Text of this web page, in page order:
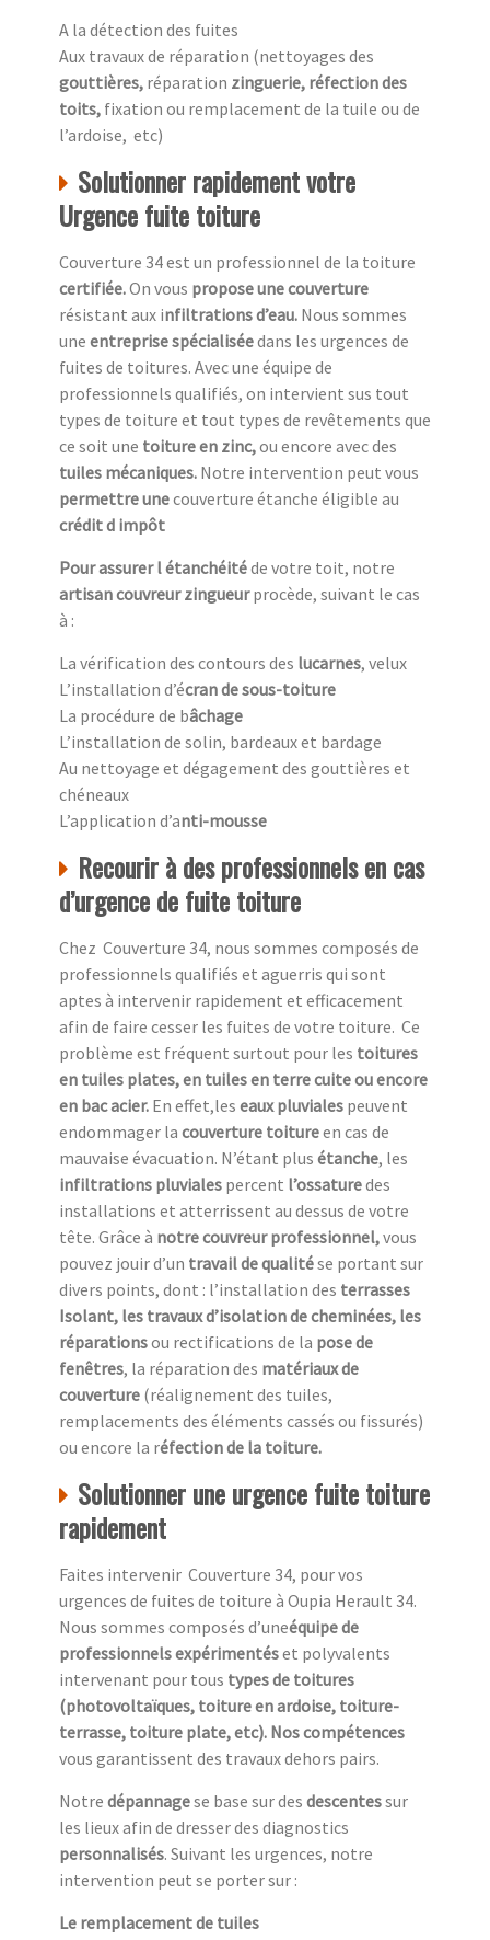
A la détection des fuites
Aux travaux de réparation (nettoyages des
gouttières, réparation zinguerie, réfection des
toits, fixation ou remplacement de la tuile ou de
l’ardoise, etc)
Solutionner rapidement votre
Urgence fuite toiture
Couverture 34 est un professionnel de la toiture
certifiée.On vous propose une couverture
résistant aux infiltrations d’eau. Nous sommes
une entreprise spécialiséedans les urgences de
fuites de toitures. Avec une équipe de
professionnels qualifiés, on intervient sus tout
types de toiture et tout types de revêtements que
ce soit une toiture en zinc,ou encore avec des
tuiles mécaniques. Notre intervention peut vous
permettre unecouverture étanche éligible au
crédit d impôt
Pour assurer l étanchéitéde votre toit, notre
artisan couvreur zingueurprocède, suivant le cas
à :
La vérification des contours des lucarnes, velux
L’installation d’écran de sous-toiture
La procédure de bâchage
L’installation de solin, bardeaux et bardage
Au nettoyage et dégagement des gouttières et
chéneaux
L’application d’anti-mousse
Recourir à des professionnels en cas
d’urgence de fuite toiture
Chez Couverture 34, nous sommes composés de
professionnels qualifiés et aguerris qui sont
aptes à intervenir rapidement et efficacement
afin de faire cesser les fuites de votre toiture. Ce
problème est fréquent surtout pour les toitures
en tuiles plates, en tuiles en terre cuite ou encore
en bac acier. En effet,les eaux pluviales peuvent
endommager la couverture toitureen cas de
mauvaise évacuation. N’étant plus étanche, les
infiltrations pluviales percent l’ossaturedes
installations et atterrissent au dessus de votre
tête. Grâce à notre couvreur professionnel,vous
pouvez jouir d’un travail de qualitése portant sur
divers points, dont : l’installation des terrasses
Isolant, les travaux d’isolation de cheminées, les
réparationsou rectifications de la pose de
fenêtres, la réparation des matériaux de
couverture (réalignement des tuiles,
remplacements des éléments cassés ou fissurés)
ou encore la réfection de la toiture.
Solutionner une urgence fuite toiture
rapidement
Faites intervenir Couverture 34, pour vos
urgences de fuites de toiture à Oupia Herault 34.
Nous sommes composés d’uneéquipe de
professionnels expérimentéset polyvalents
intervenant pour tous types de toitures
(photovoltaïques, toiture en ardoise, toiture-
terrasse, toiture plate, etc). Nos compétences
vous garantissent des travaux dehors pairs.
Notre dépannagese base sur des descentessur
les lieux afin de dresser des diagnostics
personnalisés. Suivant les urgences, notre
intervention peut se porter sur :
Le remplacement de tuiles